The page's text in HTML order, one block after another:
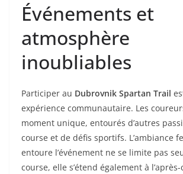
Événements et
atmosphère
inoubliables
Participer au Dubrovnik Spartan Trail
expérience communautaire. Les
moment unique, entourés d’autres
course et de défis sportifs. L’ambiance
entoure l’événement ne se limite pas
course, elle s’étend également à